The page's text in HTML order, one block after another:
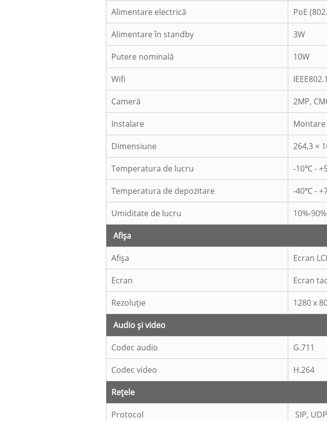
Alimentare electrică PoE
Alimentare în standby 3W
Putere nominală 10W
Wifi
Cameră 2MP,
Instalare
Dimensiune 264,3 ×
Temperatura de lucru -10℃ -
Temperatura de depozitare -40℃ -
Umiditate de lucru 10%-
Afişa
Afişa Ecran
Ecran Ecran
Rezoluţie 1280 x
Audio și video
Codec audio G.711
Codec video H.264
Rețele
Protocol SIP,